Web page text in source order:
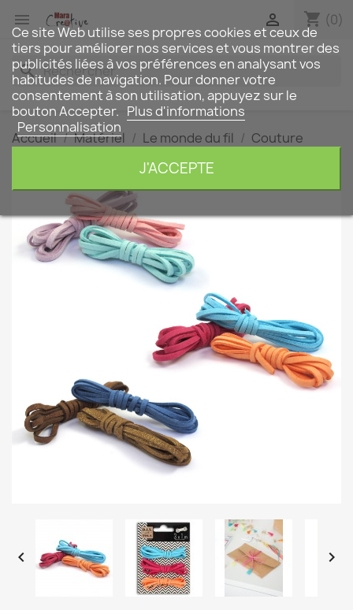
 shopping_cart (0)

search
Accueil Matériel Le monde du fil
Couture
 
Ce site Web utilise ses propres cookies et ceux de
tiers pour améliorer nos services et vous montrer des
publicités liées à vos préférences en analysant vos
habitudes de navigation. Pour donner votre
consentement à son utilisation, appuyez sur le
bouton Accepter. Plus d'informations
Personnalisation
J'ACCEPTE